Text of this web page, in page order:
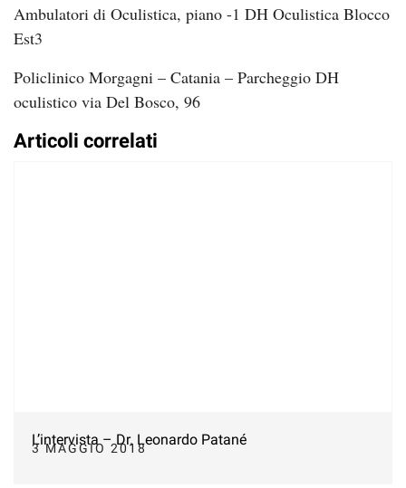
Ambulatori di Oculistica, piano -1 DH Oculistica Blocco
Est3
Policlinico Morgagni – Catania – Parcheggio DH
oculistico via Del Bosco, 96
Articoli correlati
L’intervista – Dr. Leonardo Patané
3 MAGGIO 2018